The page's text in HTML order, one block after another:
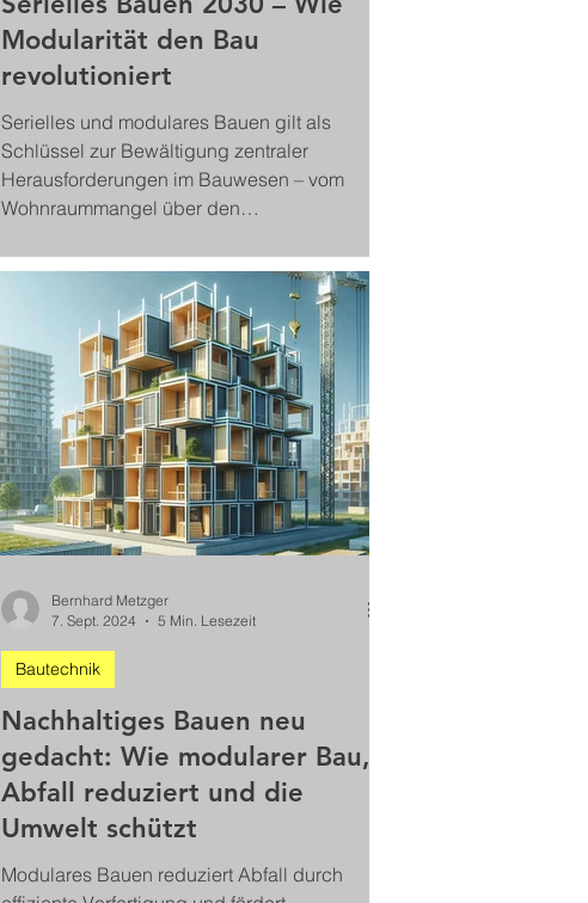
Modularität den Bau
revolutioniert
Serielles und modulares Bauen gilt als
Schlüssel zur Bewältigung zentraler
Herausforderungen im Bauwesen – vom
Wohnraummangel über den
Neue Technologien, digitale Planung und
erfolgreiche Praxisprojekte aus Deutschland
und Europa zeigen, wie mit modularer
Bauweise Qualität, Effizienz und
Nachhaltigkeit neu gedacht werden können.
Nachhaltiges Bauen neu
gedacht: Wie modularer Bau,
Abfall reduziert und die
Umwelt schützt
Modulares Bauen reduziert Abfall durch
Bautechnik
Bernhard Metzger
7. Sept. 2024
5 Min. Lesezeit